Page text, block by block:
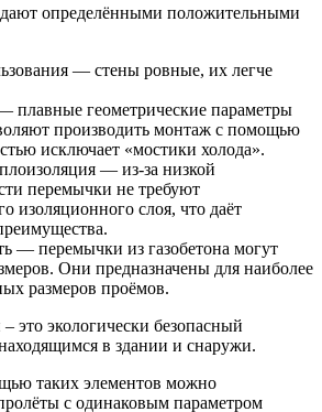
определёнными положительными
— стены ровные, их легче
плавные геометрические параметры
производить монтаж с помощью
исключает «мостики холода».
— из-за низкой
перемычки не требуют
изоляционного слоя, что даёт
— перемычки из газобетона могут
Они предназначены для наиболее
размеров проёмов.
– это экологически безопасный
в здании и снаружи.
таких элементов можно
с одинаковым параметром